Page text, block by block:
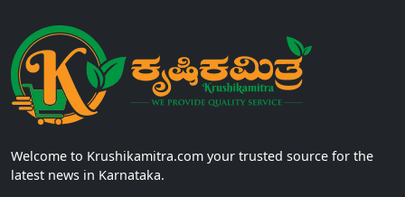
Welcome to Krushikamitra.com your trusted source for the
latest news in Karnataka.